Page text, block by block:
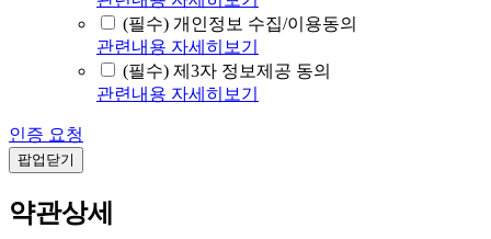
(필수) 개인정보 수집/이용동의
관련내용 자세히보기
(필수) 제3자 정보제공 동의
관련내용 자세히보기
인증 요청
팝업닫기
약관상세